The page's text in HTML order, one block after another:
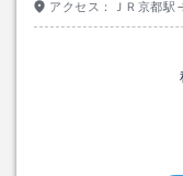
アクセス： ＪＲ京都